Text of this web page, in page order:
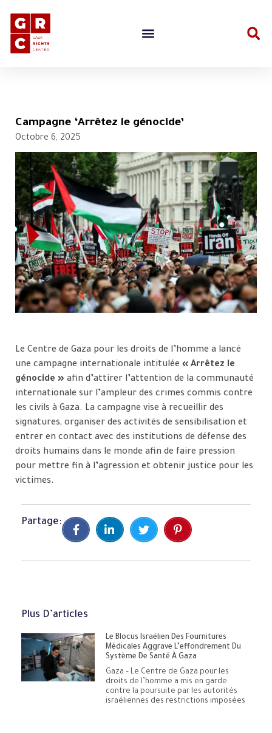
Campagne ‘Arrêtez le génocide’
Octobre 6, 2025
Le Centre de Gaza pour les droits de l’homme a lancé
une campagne internationale intitulée « Arrêtez le
génocide » afin d’attirer l’attention de la communauté
internationale sur l’ampleur des crimes commis contre
les civils à Gaza. La campagne vise à recueillir des
signatures, organiser des activités de sensibilisation et
entrer en contact avec des institutions de défense des
droits humains dans le monde afin de faire pression
pour mettre fin à l’agression et obtenir justice pour les
victimes.
Partage:
Plus D’articles
Le Blocus Israélien Des Fournitures
Médicales Aggrave L’effondrement Du
Système De Santé À Gaza
Gaza – Le Centre de Gaza pour les
droits de l’homme a mis en garde
contre la poursuite par les autorités
israéliennes des restrictions imposées